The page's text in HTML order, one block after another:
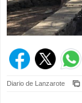
Diario de Lanzarote